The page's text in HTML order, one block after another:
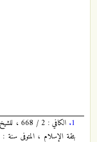
1.
الكافي :